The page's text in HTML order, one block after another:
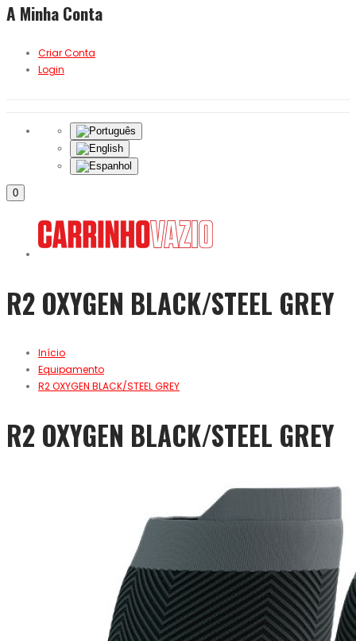
A Minha Conta
Criar Conta
Login
0
R2 OXYGEN BLACK/STEEL GREY
Início
Equipamento
R2 OXYGEN BLACK/STEEL GREY
R2 OXYGEN BLACK/STEEL GREY